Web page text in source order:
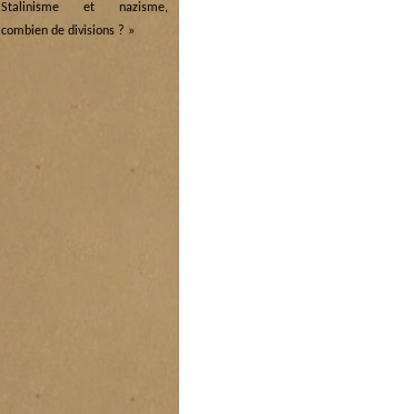
Stalinisme et nazisme,
combien de divisions ? »